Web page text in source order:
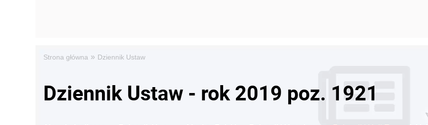
Strona główna » Dziennik Ustaw
Dziennik Ustaw - rok 2019 poz. 1921